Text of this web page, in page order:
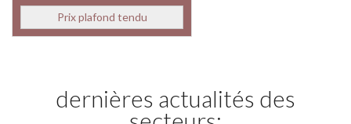
Prix plafond tendu
dernières actualités des